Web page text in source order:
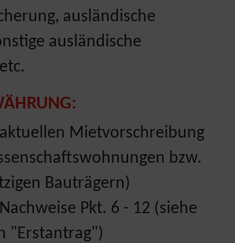
ausländische
ausländische
Mietvorschreibung
bzw.
Bauträgern)
Pkt. 6 - 12 (siehe
"Erstantrag")